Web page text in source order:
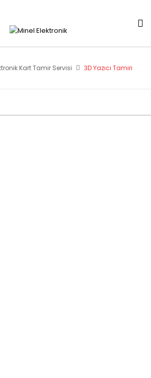
Kart Tamir Servisi 3D Yazıcı Tamiri